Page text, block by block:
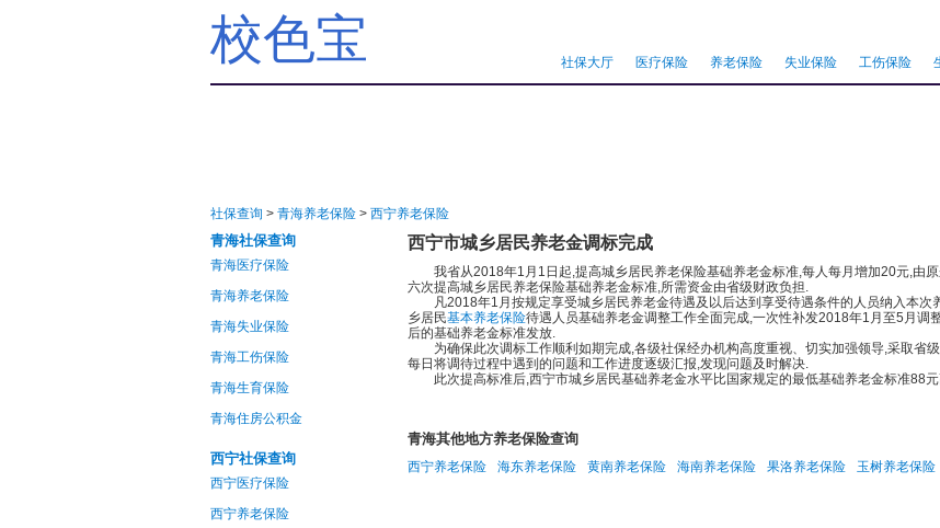
校色宝 社保大厅 医疗保险 养老保险 失业保险 工伤保险
社保查询 > 青海养老保险 > 西宁养老保险
青海社保查询
青海医疗保险
青海养老保险
青海失业保险
青海工伤保险
青海生育保险
青海住房公积金
西宁社保查询
西宁医疗保险
西宁养老保险
西宁市城乡居民养老金调标完成
我省从2018年1月1日起,提高城乡居民养老保险基础养老金标准,每人每月增加20元,由
六次提高城乡居民养老保险基础养老金标准,所需资金由省级财政负担.
凡2018年1月按规定享受城乡居民养老金待遇及以后达到享受待遇条件的人员纳入本次
乡居民基本养老保险待遇人员基础养老金调整工作全面完成,一次性补发2018年1月至5月
后的基础养老金标准发放.
为确保此次调标工作顺利如期完成,各级社保经办机构高度重视、切实加强领导,采取省
每日将调待过程中遇到的问题和工作进度逐级汇报,发现问题及时解决.
此次提高标准后,西宁市城乡居民基础养老金水平比国家规定的最低基础养老金标准88
青海其他地方养老保险查询
西宁养老保险 海东养老保险 黄南养老保险 海南养老保险 果洛养老保险 玉树养老保险